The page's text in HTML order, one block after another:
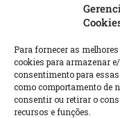
Para fornecer as
cookies para armazenar
consentimento para
como comportamento de
consentir ou retirar o
recursos e funções.
Email*